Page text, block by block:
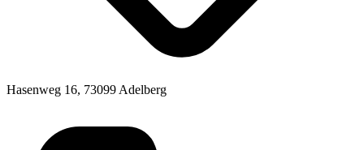
Hasenweg 16, 73099 Adelberg